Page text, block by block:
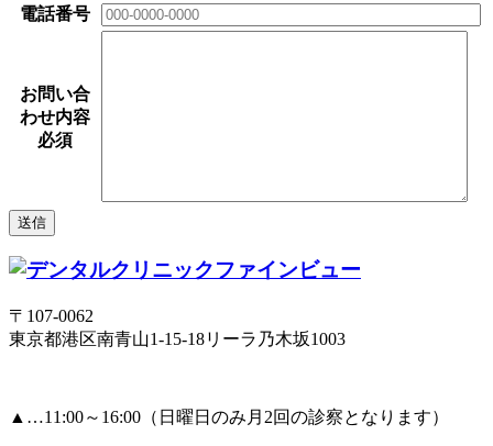
電話番号
お問い合
わせ内容
必須
〒107-0062
東京都港区南青山1-15-18リーラ乃木坂1003
▲ …11:00～16:00（日曜日のみ月2回の診察となります）